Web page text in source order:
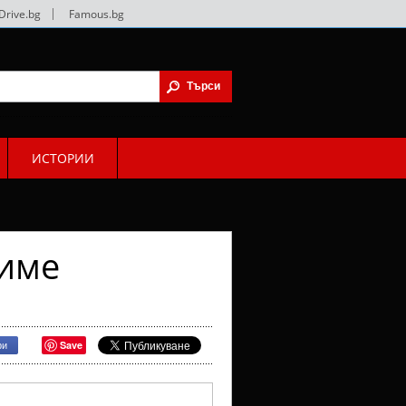
Famous.bg
ИСТОРИИ
Save